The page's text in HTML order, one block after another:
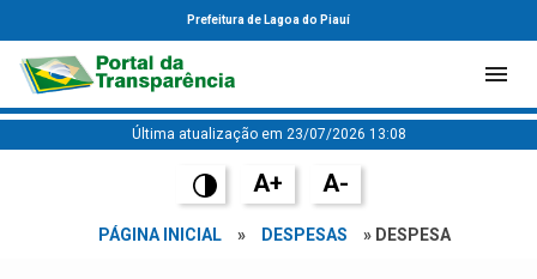
Prefeitura de Lagoa do Piauí
Última atualização em 23/07/2026 13:08
A+ A-
PÁGINA INICIAL » DESPESAS » DESPESA